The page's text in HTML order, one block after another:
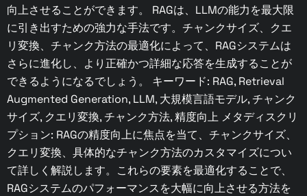
向上させることができます。 RAGは、LLMの能力を最大限
に引き出すための強力な手法です。チャンクサイズ、クエ
リ変換、チャンク方法の最適化によって、RAGシステムは
さらに進化し、より正確かつ詳細な応答を生成することが
できるようになるでしょう。 キーワード: RAG, Retrieval
Augmented Generation, LLM, 大規模言語モデル, チャンク
サイズ, クエリ変換, チャンク方法, 精度向上 メタディスクリ
プション: RAGの精度向上に焦点を当て、チャンクサイズ、
クエリ変換、具体的なチャンク方法のカスタマイズについ
て詳しく解説します。これらの要素を最適化することで、
RAGシステムのパフォーマンスを大幅に向上させる方法を